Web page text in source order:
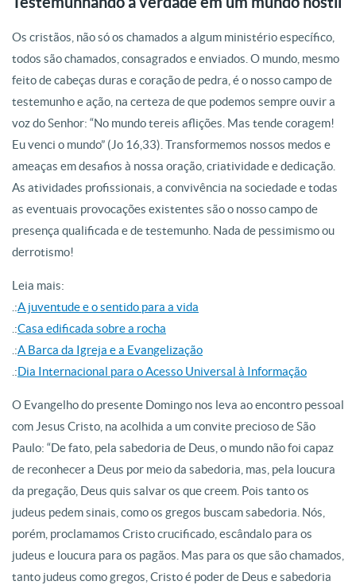
Os cristãos, não só os chamados a algum ministério específico,
todos são chamados, consagrados e enviados. O mundo, mesmo
feito de cabeças duras e coração de pedra, é o nosso campo de
testemunho e ação, na certeza de que podemos sempre ouvir a
voz do Senhor: “No mundo tereis aflições. Mas tende coragem!
Eu venci o mundo” (Jo 16,33). Transformemos nossos medos e
ameaças em desafios à nossa oração, criatividade e dedicação.
As atividades profissionais, a convivência na sociedade e todas
as eventuais provocações existentes são o nosso campo de
presença qualificada e de testemunho. Nada de pessimismo ou
derrotismo!
Leia mais:
.:A juventude e o sentido para a vida
.:Casa edificada sobre a rocha
.:A Barca da Igreja e a Evangelização
.:Dia Internacional para o Acesso Universal à Informação
O Evangelho do presente Domingo nos leva ao encontro pessoal
com Jesus Cristo, na acolhida a um convite precioso de São
Paulo: “De fato, pela sabedoria de Deus, o mundo não foi capaz
de reconhecer a Deus por meio da sabedoria, mas, pela loucura
da pregação, Deus quis salvar os que creem. Pois tanto os
judeus pedem sinais, como os gregos buscam sabedoria. Nós,
porém, proclamamos Cristo crucificado, escândalo para os
judeus e loucura para os pagãos. Mas para os que são chamados,
tanto judeus como gregos, Cristo é poder de Deus e sabedoria